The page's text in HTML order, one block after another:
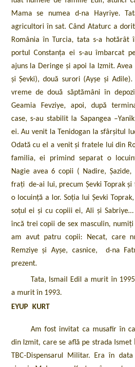
Mama se numea d-na Hayriye.
agricultori în sat. Când Ataturc a
România în Turcia, tata s-a hotărât
portul Constanța ei s-au îmbarcat
ajuns la Deringe și apoi la Izmit.
și Șevki), două surori (Ayșe și
vreme de două săptămâni în
Geamia Fevziye, apoi, după
case, s-au stabilit la Sapangea
ei. Au venit la Tenidogan la sfârșitul
Odată cu el a venit și fratele lui din
familia, ei primind separat o
Nagie avea 6 copii ( Nadire,
frați de-ai lui, precum Șevki Toprak
o locuință a lor. Soția lui Șevki
soțul ei și cu copiii ei, Ali și
încă trei copii de sex masculin,
am avut patru copii: Necat, care
Remziye și Ayșe, casnice, d-na
prezent.
Tata, Ismail Edil a murit în
a murit în 1993.
EYUP KURT
Am fost invitat ca musafir în
din Izmit, care se află pe strada
TBC-Dispensarul Militar. Era în